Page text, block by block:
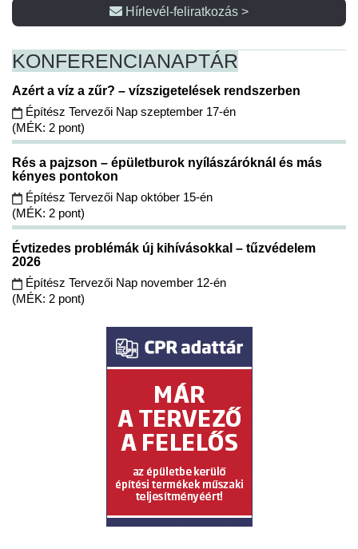
Hírlevél-feliratkozás >
KONFERENCIANAPTÁR
Azért a víz a zűr? – vízszigetelések rendszerben
Építész Tervezői Nap szeptember 17-én
(MÉK: 2 pont)
Rés a pajzson – épületburok nyílászáróknál és más
kényes pontokon
Építész Tervezői Nap október 15-én
(MÉK: 2 pont)
Évtizedes problémák új kihívásokkal – tűzvédelem
2026
Építész Tervezői Nap november 12-én
(MÉK: 2 pont)